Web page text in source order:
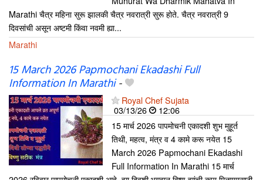
Marathi चैत्र महिना सुरू झालकी चैत्र नवरात्री सुरू होते. चैत्र नवरात्री 9
दिवसांची असून अष्टमी किंवा नवमी ह्या...
Marathi
15 March 2026 Papmochani Ekadashi Full
Information In Marathi-
Royal Chef Sujata
03/13/26
12:06
15 मार्च 2026 पापमोचनी एकादशी शुभ मुहूर्त
तिथी, महत्व, मंत्र व 4 कामे करू नयेत 15
March 2026 Papmochani Ekadashi
Full Information In Marathi 15 मार्च